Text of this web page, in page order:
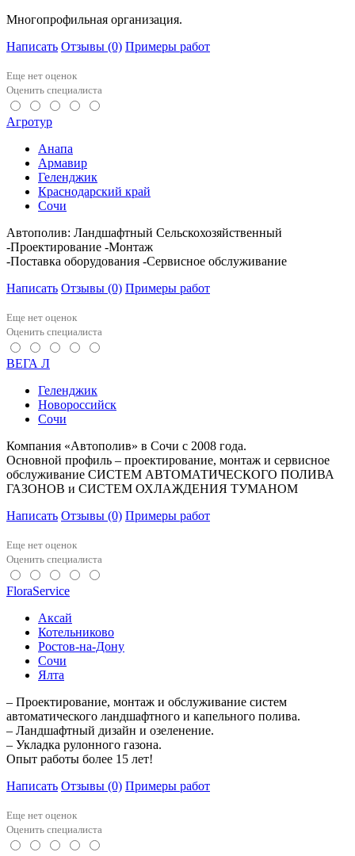
Многопрофильная организация.
Написать Отзывы (0) Примеры работ
Еще нет оценок
Оценить специалиста
Агротур
Анапа
Армавир
Геленджик
Краснодарский край
Сочи
Автополив: Ландшафтный Сельскохозяйственный
-Проектирование -Монтаж
-Поставка оборудования -Сервисное обслуживание
Написать Отзывы (0) Примеры работ
Еще нет оценок
Оценить специалиста
ВЕГА Л
Геленджик
Новороссийск
Сочи
Компания «Автополив» в Сочи с 2008 года.
Основной профиль – проектирование, монтаж и сервисное
обслуживание СИСТЕМ АВТОМАТИЧЕСКОГО ПОЛИВА
ГАЗОНОВ и СИСТЕМ ОХЛАЖДЕНИЯ ТУМАНОМ
Написать Отзывы (0) Примеры работ
Еще нет оценок
Оценить специалиста
FloraService
Аксай
Котельниково
Ростов-на-Дону
Сочи
Ялта
– Проектирование, монтаж и обслуживание систем
автоматического ландшафтного и капельного полива.
– Ландшафтный дизайн и озеленение.
– Укладка рулонного газона.
Опыт работы более 15 лет!
Написать Отзывы (0) Примеры работ
Еще нет оценок
Оценить специалиста